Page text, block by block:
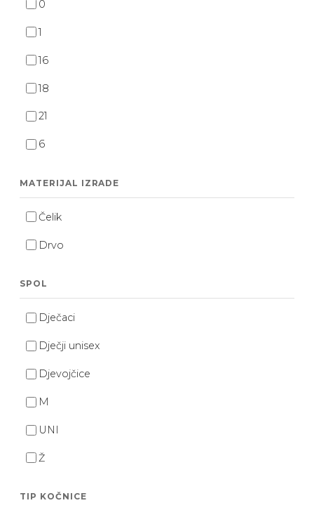
0
1
16
18
21
6
MATERIJAL IZRADE
Čelik
Drvo
SPOL
Dječaci
Dječji unisex
Djevojčice
M
UNI
Ž
TIP KOČNICE